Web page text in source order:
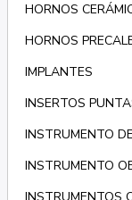
HORNOS
HORNOS
IMPLANTES
INSERTOS
INSTRUMENTO
INSTRUMENTO